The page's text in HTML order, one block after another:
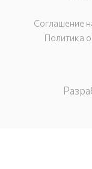
Соглашение
Политика